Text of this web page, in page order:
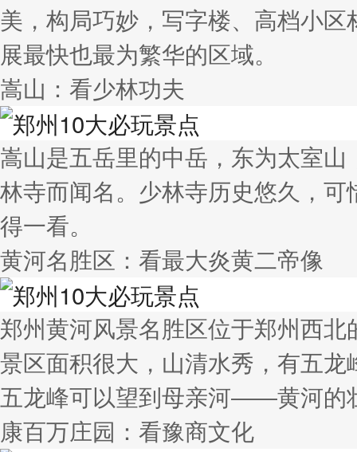
美，构局巧妙，写字楼、高档小
展最快也最为繁华的区域。
嵩山：看少林功夫
嵩山是五岳里的中岳，东为太室
林寺而闻名。少林寺历史悠久，
得一看。
黄河名胜区：看最大炎黄二帝像
郑州黄河风景名胜区位于郑州西北
景区面积很大，山清水秀，有五
五龙峰可以望到母亲河——黄河的
康百万庄园：看豫商文化